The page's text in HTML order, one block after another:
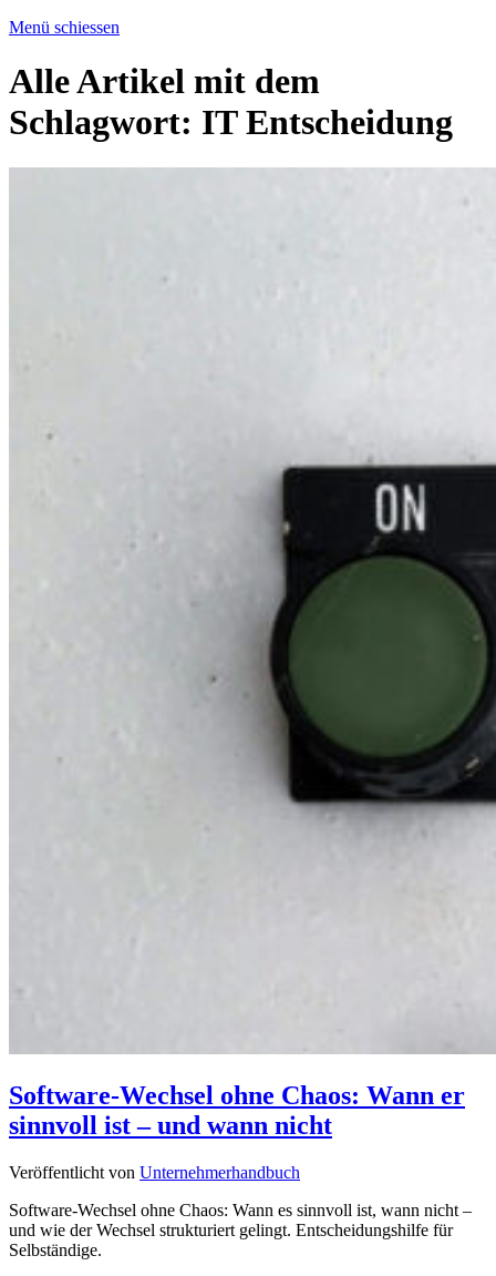
Menü schiessen
Alle Artikel mit dem
Schlagwort: IT Entscheidung
Software-Wechsel ohne Chaos: Wann er
sinnvoll ist – und wann nicht
Veröffentlicht von Unternehmerhandbuch
Software-Wechsel ohne Chaos: Wann es sinnvoll ist, wann nicht –
und wie der Wechsel strukturiert gelingt. Entscheidungshilfe für
Selbständige.